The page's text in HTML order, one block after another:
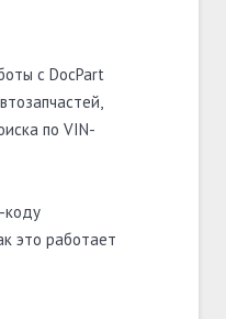
с DocPart
по VIN-
коду
это работает